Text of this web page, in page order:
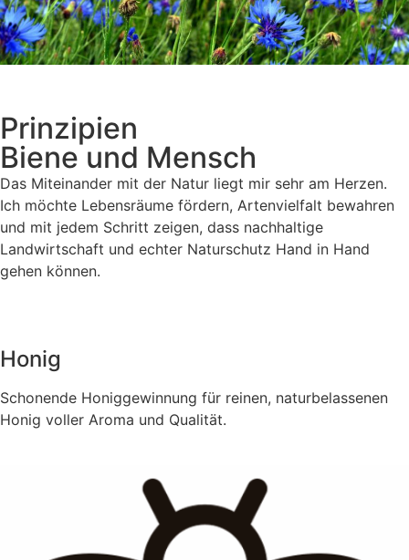
Prinzipien
Biene und Mensch
Das Miteinander mit der Natur liegt mir sehr am Herzen.
Ich möchte Lebensräume fördern, Artenvielfalt bewahren
und mit jedem Schritt zeigen, dass nachhaltige
Landwirtschaft und echter Naturschutz Hand in Hand
gehen können.
Honig
Schonende Honiggewinnung für reinen, naturbelassenen
Honig voller Aroma und Qualität.